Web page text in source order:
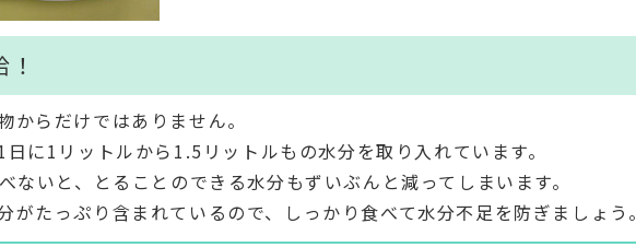
からだけではありません。
に1リットルから1.5リットルもの水分を取り入れています。
ないと、とることのできる水分もずいぶんと減ってしまいます。
がたっぷり含まれているので、しっかり食べて水分不足を防ぎましょう。